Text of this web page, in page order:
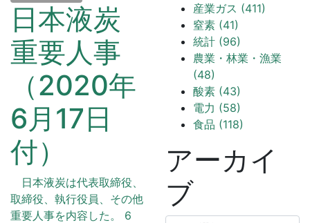
日本液炭
重要人事
（2020年
6月17日
付）
日本液炭は代表取締役、
取締役、執行役員、その他
重要人事を内容した。 6
産業ガス (411)
窒素 (41)
統計 (96)
農業・林業・漁業
(48)
酸素 (43)
電力 (58)
食品 (118)
アーカイ
ブ